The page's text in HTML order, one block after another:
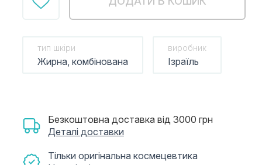
тип шкіри
Жирна, комбінована
виробник
Ізраїль
Безкоштовна доставка від 3000 грн
Деталі доставки
Тільки оригінальна космецевтика